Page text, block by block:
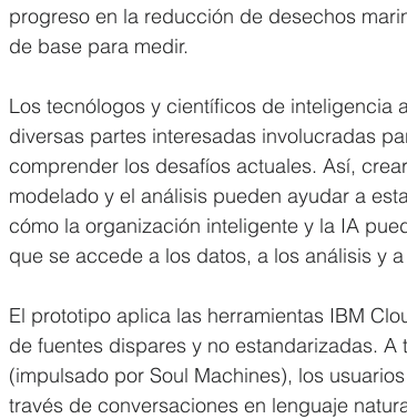
progreso en la reducción de desechos
de base para medir.
Los tecnólogos y científicos de inteligencia
diversas partes interesadas involucradas
comprender los desafíos actuales. Así,
modelado y el análisis pueden ayudar a
cómo la organización inteligente y la IA
que se accede a los datos, a los análisis y
El prototipo aplica las herramientas IBM
de fuentes dispares y no estandarizadas.
(impulsado por Soul Machines), los
través de conversaciones en lenguaje